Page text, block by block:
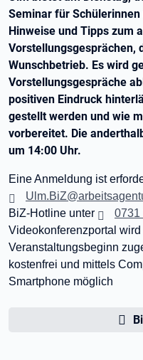
Seminar für
Hinweise und Tipps zum
Vorstellungsgesprächen,
Wunschbetrieb. Es wird
Vorstellungsgespräche
positiven Eindruck
gestellt werden und wie
vorbereitet. Die
um 14:00 Uhr.
Eine Anmeldung ist
BiZ-Hotline unter
0731
Videokonferenzportal wird
Veranstaltungsbeginn
kostenfrei und mittels
Smartphone möglich